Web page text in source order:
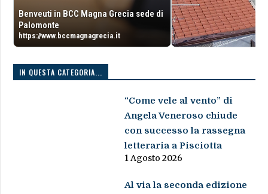
Benveuti in BCC Magna Grecia sede di
Palomonte
https://www.bccmagnagrecia.it
IN QUESTA CATEGORIA...
“Come vele al vento” di
Angela Veneroso chiude
con successo la rassegna
letteraria a Pisciotta
1 Agosto 2026
Al via la seconda edizione